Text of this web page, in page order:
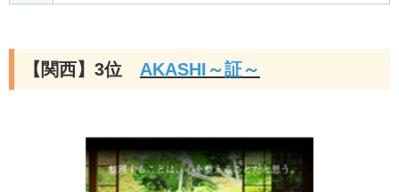
【関西】3位 AKASHI～証～